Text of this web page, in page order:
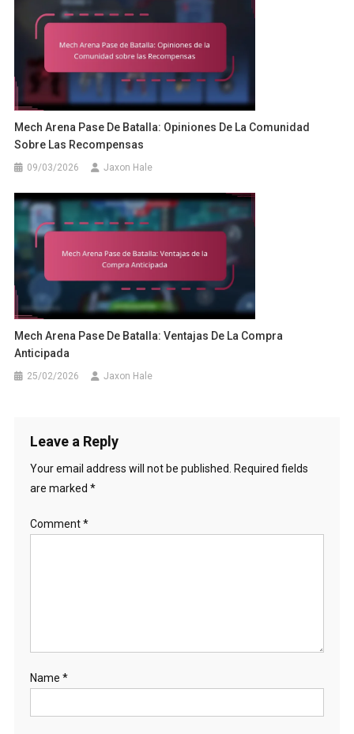
Mech Arena Pase De Batalla: Opiniones De La Comunidad
Sobre Las Recompensas
09/03/2026 Jaxon Hale
Mech Arena Pase De Batalla: Ventajas De La Compra
Anticipada
25/02/2026 Jaxon Hale
Leave a Reply
Your email address will not be published.
Required fields
are marked *
Comment*
Name *